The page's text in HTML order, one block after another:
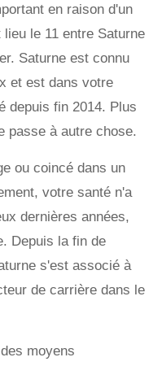
en raison d'un
le 11 entre Saturne
Saturne est connu
et est dans votre
depuis fin 2014. Plus
passe à autre chose.
ou coincé dans un
votre santé n'a
dernières années,
Depuis la fin de
s'est associé à
de carrière dans le
moyens